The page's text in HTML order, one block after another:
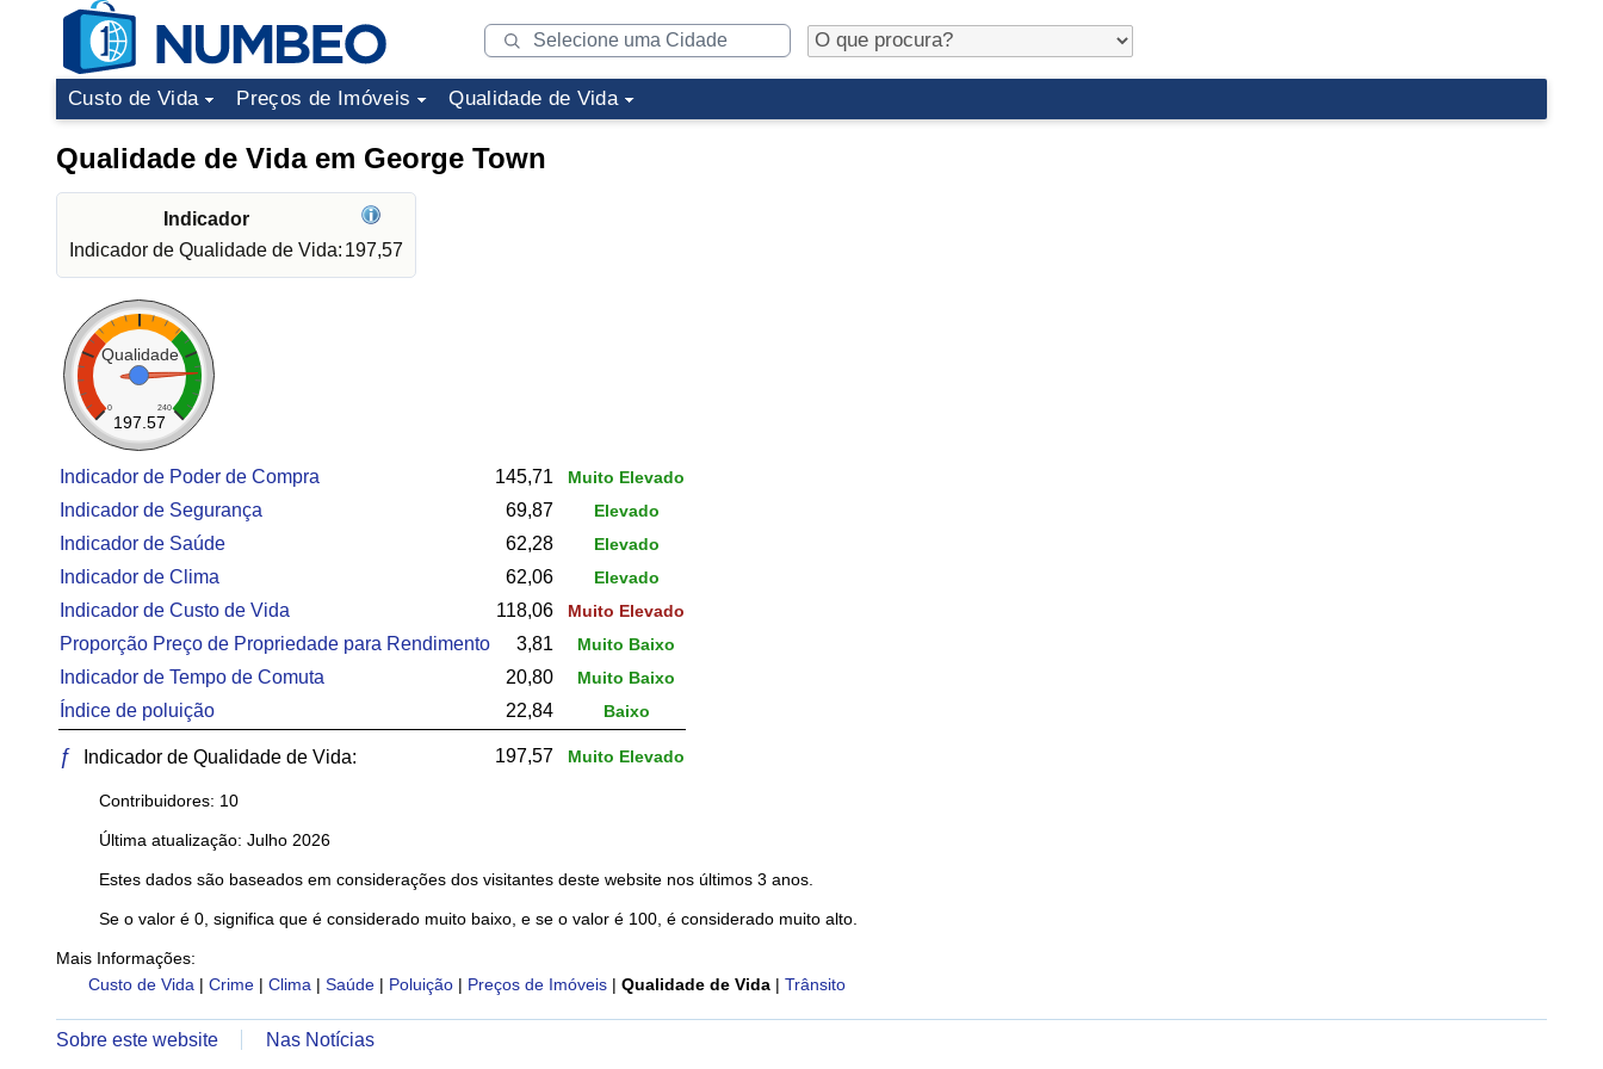
Custo de Vida Preços de Imóveis Qualidade de Vida
Qualidade de Vida em George Town
Indicador
Indicador de Qualidade de Vida: 197,57
Qualidade
0 240
197.57
Indicador de Poder de Compra 145,71 Muito Elevado
Indicador de Segurança 69,87 Elevado
Indicador de Saúde 62,28 Elevado
Indicador de Clima 62,06 Elevado
Indicador de Custo de Vida 118,06 Muito Elevado
Proporção Preço de Propriedade para Rendimento 3,81 Muito Baixo
Indicador de Tempo de Comuta 20,80 Muito Baixo
Índice de poluição 22,84 Baixo
ƒ Indicador de Qualidade de Vida: 197,57 Muito Elevado
Contribuidores: 10
Última atualização: Julho 2026
Estes dados são baseados em considerações dos visitantes deste website nos últimos 3 anos.
Se o valor é 0, significa que é considerado muito baixo, e se o valor é 100, é considerado muito alto.
Mais Informações:
Custo de Vida | Crime | Clima | Saúde | Poluição | Preços de Imóveis | Qualidade de Vida | Trânsito
Sobre este website Nas Notícias